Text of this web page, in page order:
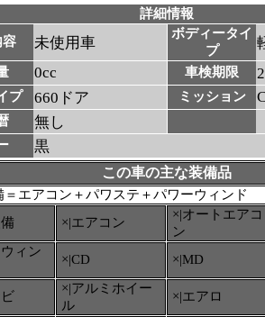
詳細情報
容
未使用車
ボディータイ
プ
0cc 車検期限
プ 660ドア ミッション
無し
黒
この車の主な装備品
＝エアコン＋パワステ＋パワーウィンド
×|エアコン
×|オートエアコ
ン
ィン
×|CD ×|MD
×|アルミホイー
ル
×|エアロ